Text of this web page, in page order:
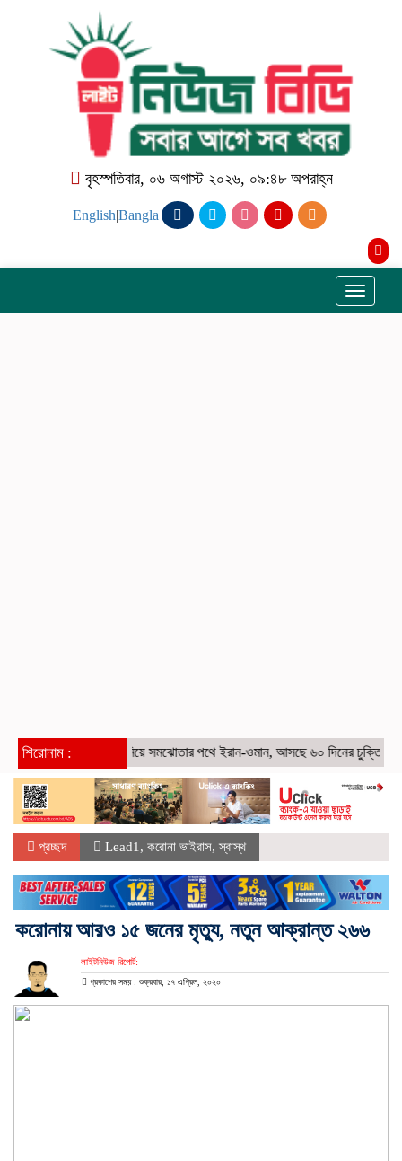
বৃহস্পতিবার, ০৬ অগাস্ট ২০২৬, ০৯:৪৮ অপরাহ্ন
English|Bangla
Toggle
শিরোনাম :হরমুজ নিয়ে সমঝোতার পথে ইরান-ওমান, আসছে ৬০ দিনের চুক্তি প্রথম
প্রচ্ছদ Lead1 , করোনা ভাইরাস, স্বাস্থ
করোনায় আরও ১৫ জনের মৃত্যু, নতুন আক্রান্ত ২৬৬
লাইটনিউজ রিপোর্ট:
প্রকাশের সময় : শুক্রবার, ১৭ এপ্রিল, ২০২০